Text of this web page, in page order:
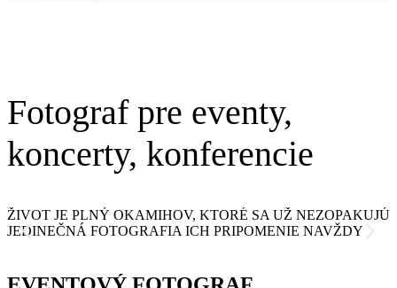
Fotograf pre eventy,
koncerty, konferencie
ŽIVOT JE PLNÝ OKAMIHOV, KTORÉ SA UŽ NEZOPAKUJÚ
JEDINEČNÁ FOTOGRAFIA ICH PRIPOMENIE NAVŽDY